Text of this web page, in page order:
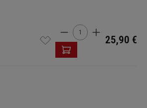
Produkt Anzahl:
25,90 €